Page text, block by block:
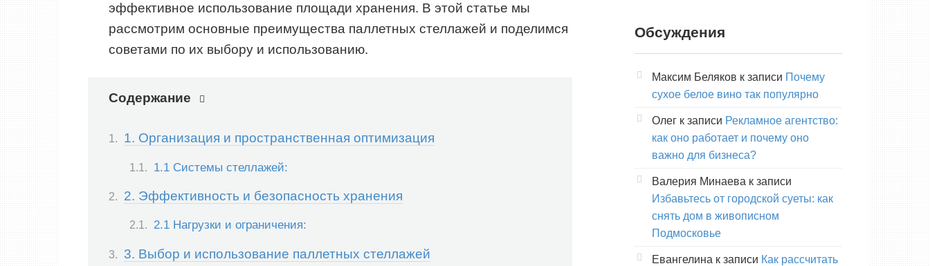
эффективное использование площади хранения. В этой статье мы
рассмотрим основные преимущества паллетных стеллажей и поделимся
советами по их выбору и использованию.
Содержание
1. Организация и пространственная оптимизация
1.1 Системы стеллажей:
2. Эффективность и безопасность хранения
2.1 Нагрузки и ограничения:
3. Выбор и использование паллетных стеллажей
Обсуждения
Максим Беляков к записи Почему
сухое белое вино так популярно
Олег к записи Рекламное агентство:
как оно работает и почему оно
важно для бизнеса?
Валерия Минаева к записи
Избавьтесь от городской суеты: как
снять дом в живописном
Подмосковье
Евангелина к записи Как рассчитать